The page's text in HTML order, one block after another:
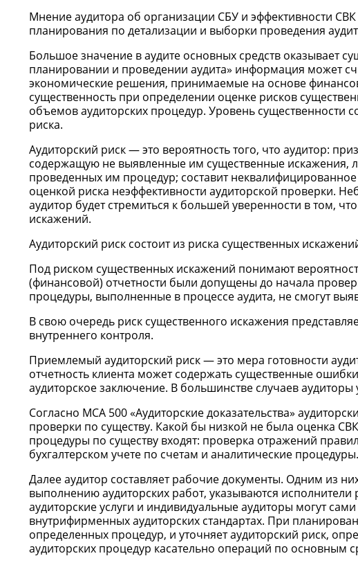
Мнение аудитора об организации СБУ и эффективности
планирования по детализации и выборки проведения
Большое значение в аудите основных средств оказывает
планировании и проведении аудита» информация может
экономические решения, принимаемые на основе
существенность при определении оценке рисков
объемов аудиторских процедур. Уровень существенности
риска.
Аудиторский риск — это вероятность того, что аудитор:
содержащую не выявленные им существенные
проведенных им процедур; составит
оценкой риска неэффективности аудиторской проверки.
аудитор будет стремиться к большей уверенности в том,
искажений.
Аудиторский риск состоит из риска существенных
Под риском существенных искажений понимают
(финансовой) отчетности были допущены до начала
процедуры, выполненные в процессе аудита, не смогут
В свою очередь риск существенного искажения
внутреннего контроля.
Приемлемый аудиторский риск — это мера готовности
отчетность клиента может содержать существенные
аудиторское заключение. В большинстве случаев аудиторы
Согласно МСА 500 «Аудиторские доказательства»
проверки по существу. Какой бы низкой не была оценка
процедуры по существу входят: проверка отражений
бухгалтерском учете по счетам и аналитические процедуры.
Далее аудитор составляет рабочие документы. Одним из
выполнению аудиторских работ, указываются
аудиторские услуги и индивидуальные аудиторы могут
внутрифирменных аудиторских стандартах. При
определенных процедур, и уточняет аудиторский риск,
аудиторских процедур касательно операций по основным